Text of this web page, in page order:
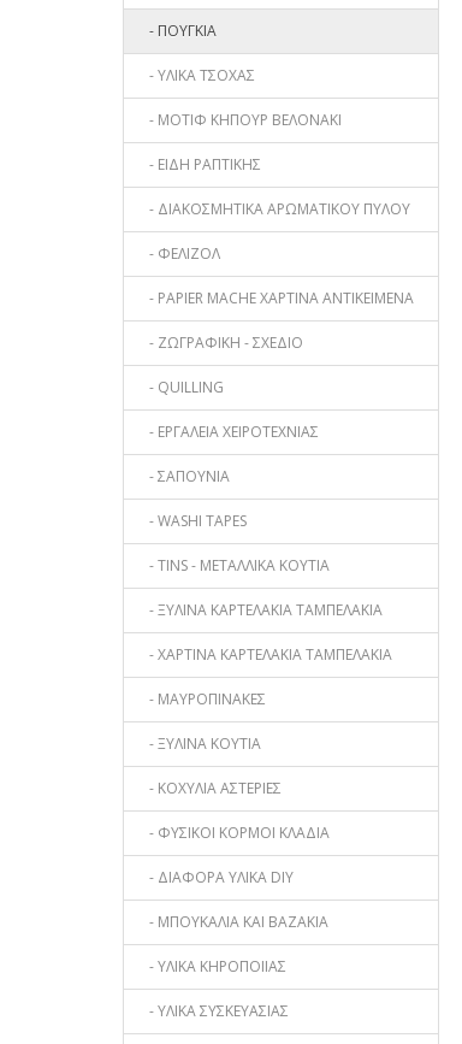
- ΠΟΥΓΚΙΑ
- ΥΛΙΚΑ ΤΣΟΧΑΣ
- ΜΟΤΙΦ ΚΗΠΟΥΡ ΒΕΛΟΝΑΚΙ
- ΕΙΔΗ ΡΑΠΤΙΚΗΣ
- ΔΙΑΚΟΣΜΗΤΙΚΑ ΑΡΩΜΑΤΙΚΟΥ ΠΥΛΟΥ
- ΦΕΛΙΖΟΛ
- PAPIER MACHE ΧΑΡΤΙΝΑ ΑΝΤΙΚΕΙΜΕΝΑ
- ΖΩΓΡΑΦΙΚΗ - ΣΧΕΔΙΟ
- QUILLING
- ΕΡΓΑΛΕΙΑ ΧΕΙΡΟΤΕΧΝΙΑΣ
- ΣΑΠΟΥΝΙΑ
- WASHI TAPES
- TINS - ΜΕΤΑΛΛΙΚΑ ΚΟΥΤΙΑ
- ΞΥΛΙΝΑ ΚΑΡΤΕΛΑΚΙΑ ΤΑΜΠΕΛΑΚΙΑ
- ΧΑΡΤΙΝΑ ΚΑΡΤΕΛΑΚΙΑ ΤΑΜΠΕΛΑΚΙΑ
- ΜΑΥΡΟΠΙΝΑΚΕΣ
- ΞΥΛΙΝΑ ΚΟΥΤΙΑ
- ΚΟΧΥΛΙΑ ΑΣΤΕΡΙΕΣ
- ΦΥΣΙΚΟΙ ΚΟΡΜΟΙ ΚΛΑΔΙΑ
- ΔΙΑΦΟΡΑ ΥΛΙΚΑ DIY
- ΜΠΟΥΚΑΛΙΑ ΚΑΙ ΒΑΖΑΚΙΑ
- ΥΛΙΚΑ ΚΗΡΟΠΟΙΙΑΣ
- ΥΛΙΚΑ ΣΥΣΚΕΥΑΣΙΑΣ